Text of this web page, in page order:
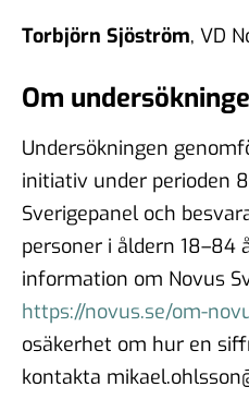
Torbjörn Sjöström, VD
Om
Undersökningen
initiativ under perioden
Sverigepanel och
personer i åldern 18–84
information om Novus
https://novus.se/om-
osäkerhet om hur en
kontakta